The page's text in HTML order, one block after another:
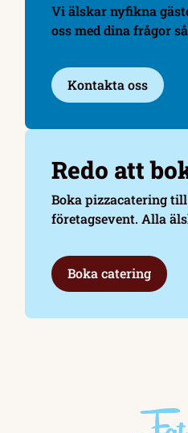
Vi älskar nyfikna
oss med dina frågor
Kontakta oss
Redo att
Boka pizzacatering
företagsevent. Alla
Boka catering